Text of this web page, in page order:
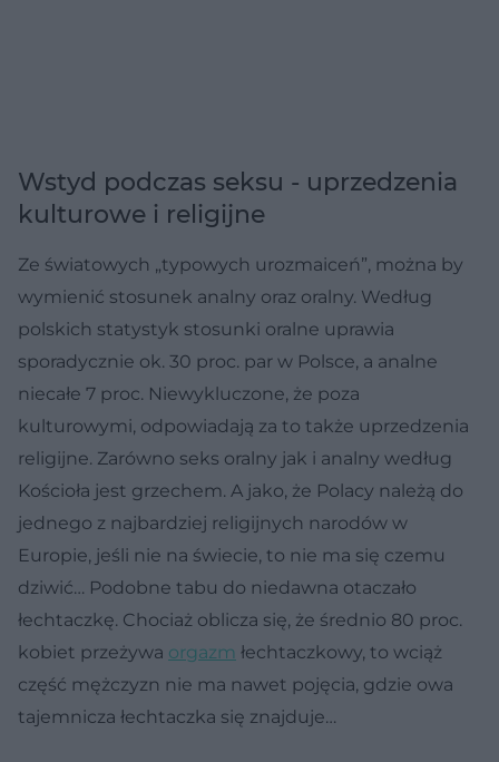
Wstyd podczas seksu - uprzedzenia
kulturowe i religijne
Ze światowych „typowych urozmaiceń”, można by
wymienić stosunek analny oraz oralny. Według
polskich statystyk stosunki oralne uprawia
sporadycznie ok. 30 proc. par w Polsce, a analne
niecałe 7 proc. Niewykluczone, że poza
kulturowymi, odpowiadają za to także uprzedzenia
religijne. Zarówno seks oralny jak i analny według
Kościoła jest grzechem. A jako, że Polacy należą do
jednego z najbardziej religijnych narodów w
Europie, jeśli nie na świecie, to nie ma się czemu
dziwić… Podobne tabu do niedawna otaczało
łechtaczkę. Chociaż oblicza się, że średnio 80 proc.
kobiet przeżywa orgazm łechtaczkowy, to wciąż
część mężczyzn nie ma nawet pojęcia, gdzie owa
tajemnicza łechtaczka się znajduje…